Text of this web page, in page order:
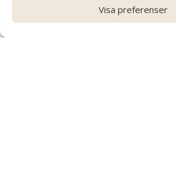
Visa preferenser
Dag 1.Ankomst till Oslo och middag